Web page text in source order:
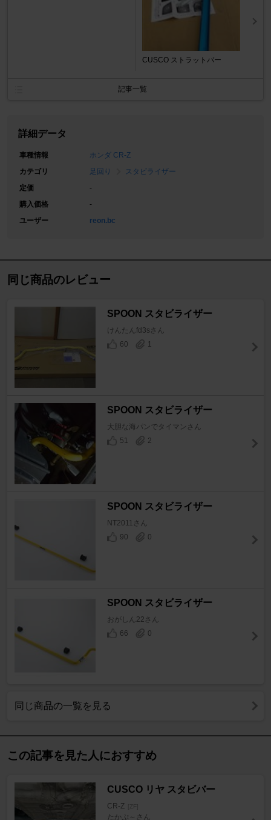
CUSCO ストラットバー
記事一覧
詳細データ
車種情報
ホンダ CR-Z
カテゴリ
足回り
スタビライザー
定価
-
購入価格
-
ユーザー
reon.bc
同じ商品のレビュー
SPOON スタビライザー
けんたんfd3sさん
60
1
SPOON スタビライザー
大胆な海パンでタイマンさん
51
2
SPOON スタビライザー
NT2011さん
90
0
SPOON スタビライザー
おがしん22さん
66
0
同じ商品の一覧を見る
この記事を見た人におすすめ
CUSCO リヤ スタビバー
CR-Z [ZF]
たかぷ～さん